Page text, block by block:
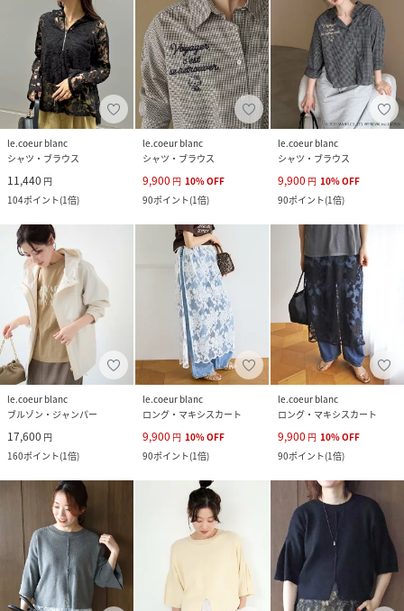
le.coeur blanc
シャツ・ブラウス
11,440 円
104ポイント(1倍)
le.coeur blanc
シャツ・ブラウス
9,900 円 10%OFF
90ポイント(1倍)
le.coeur blanc
シャツ・ブラウス
9,900 円 10%OFF
90ポイント(1倍)
le.coeur blanc
ブルゾン・ジャンパー
17,600 円
160ポイント(1倍)
le.coeur blanc
ロング・マキシスカート
9,900 円 10%OFF
90ポイント(1倍)
le.coeur blanc
ロング・マキシスカート
9,900 円 10%OFF
90ポイント(1倍)